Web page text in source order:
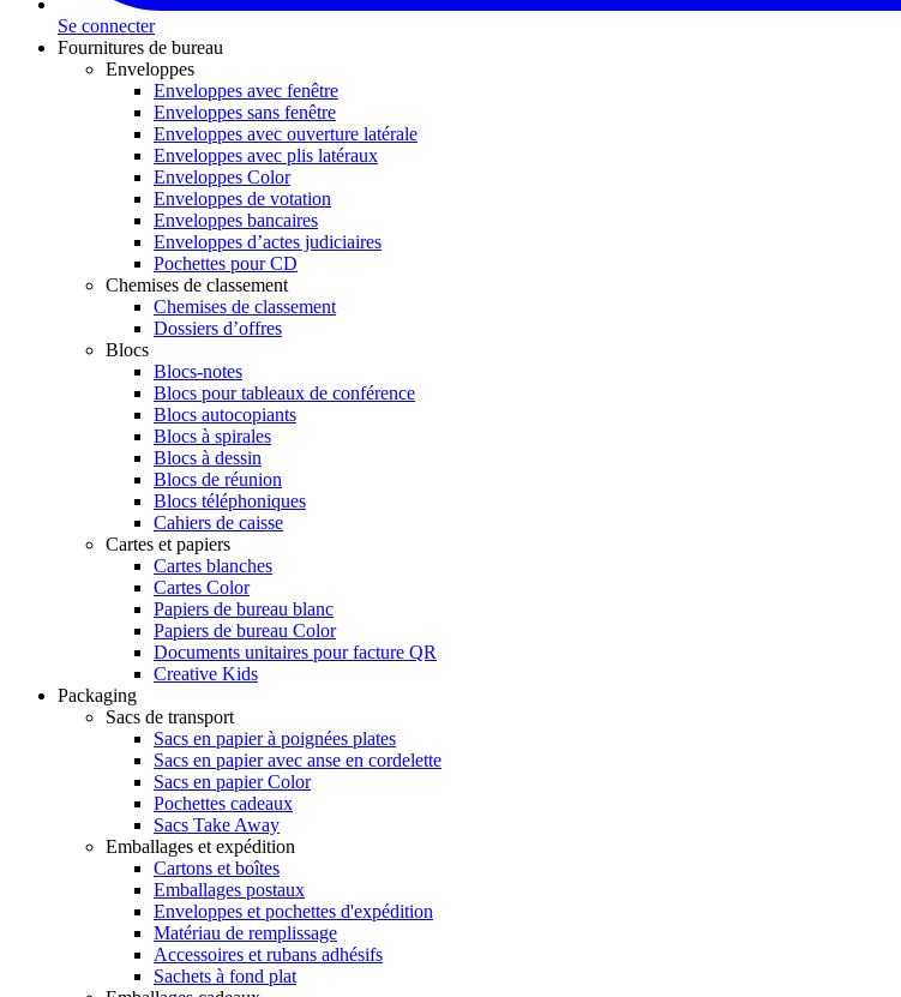
Se connecter
Fournitures de bureau
Enveloppes
Enveloppes avec fenêtre
Enveloppes sans fenêtre
Enveloppes avec ouverture latérale
Enveloppes avec plis latéraux
Enveloppes Color
Enveloppes de votation
Enveloppes bancaires
Enveloppes d’actes judiciaires
Pochettes pour CD
Chemises de classement
Chemises de classement
Dossiers d’offres
Blocs
Blocs-notes
Blocs pour tableaux de conférence
Blocs autocopiants
Blocs à spirales
Blocs à dessin
Blocs de réunion
Blocs téléphoniques
Cahiers de caisse
Cartes et papiers
Cartes blanches
Cartes Color
Papiers de bureau blanc
Papiers de bureau Color
Documents unitaires pour facture QR
Creative Kids
Packaging
Sacs de transport
Sacs en papier à poignées plates
Sacs en papier avec anse en cordelette
Sacs en papier Color
Pochettes cadeaux
Sacs Take Away
Emballages et expédition
Cartons et boîtes
Emballages postaux
Enveloppes et pochettes d'expédition
Matériau de remplissage
Accessoires et rubans adhésifs
Sachets à fond plat